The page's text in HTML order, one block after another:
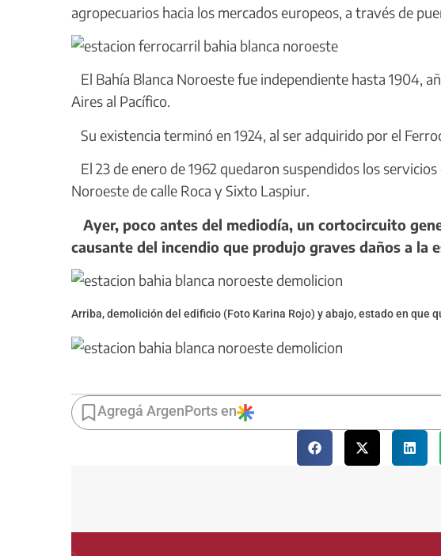
agropecuarios hacia los mercados europeos, a través de
El Bahía Blanca Noroeste fue independiente hasta 1904,
Aires al Pacífico.
Su existencia terminó en 1924, al ser adquirido por el
El 23 de enero de 1962 quedaron suspendidos los
Noroeste de calle Roca y Sixto Laspiur.
Ayer, poco antes del mediodía, un cortocircuito
causante del incendio que produjo graves daños a la
Arriba, demolición del edificio (Foto Karina Rojo) y abajo, estado en que
Agregá ArgenPorts en